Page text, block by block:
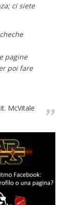
ci siete
pagine
poi fare
McVitale